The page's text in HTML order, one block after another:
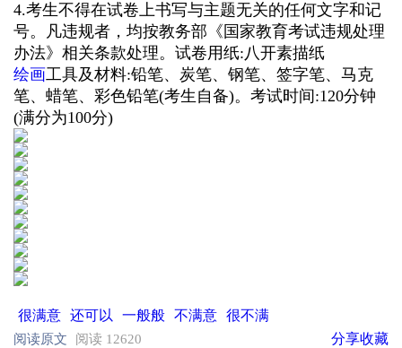
4.考生不得在试卷上书写与主题无关的任何文字和记
号。凡违规者，均按教务部《国家教育考试违规处理
办法》相关条款处理。试卷用纸:八开素描纸
绘画工具及材料:铅笔、炭笔、钢笔、签字笔、马克
笔、蜡笔、彩色铅笔(考生自备)。考试时间:120分钟
(满分为100分)
很满意 还可以 一般般 不满意 很不满
阅读原文 阅读 12620 收藏
分享